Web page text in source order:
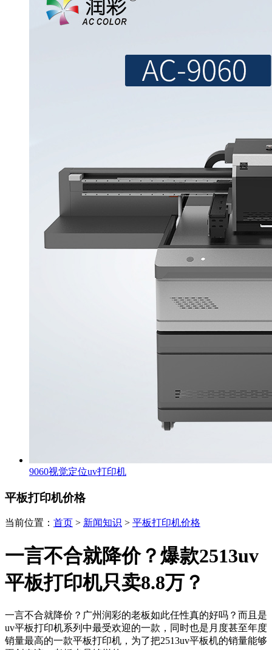
9060视觉定位uv打印机
平板打印机价格
当前位置： 首页 > 新闻知识 > 平板打印机价格
一言不合就降价？爆款2513uv
平板打印机只卖8.8万？
一言不合就降价？广州润彩的老板如此任性真的好吗？而且是
uv平板打印机系列中最受欢迎的一款，同时也是月度甚至年度
销量最高的一款平板打印机，为了把2513uv平板机的销量能够